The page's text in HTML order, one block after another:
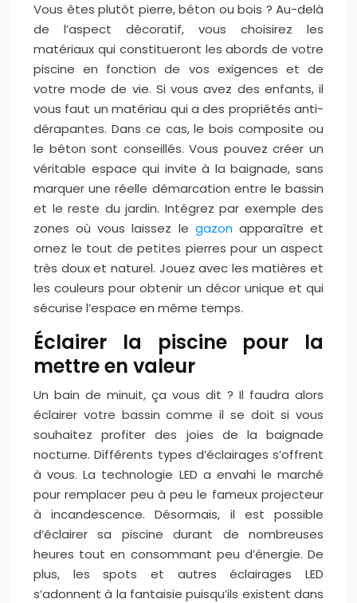
Vous êtes plutôt pierre, béton ou bois ? Au-delà
de l’aspect décoratif, vous choisirez les
matériaux qui constitueront les abords de votre
piscine en fonction de vos exigences et de
votre mode de vie. Si vous avez des enfants, il
vous faut un matériau qui a des propriétés anti-
dérapantes. Dans ce cas, le bois composite ou
le béton sont conseillés. Vous pouvez créer un
véritable espace qui invite à la baignade, sans
marquer une réelle démarcation entre le bassin
et le reste du jardin. Intégrez par exemple des
zones où vous laissez le gazonapparaître et
ornez le tout de petites pierres pour un aspect
très doux et naturel. Jouez avec les matières et
les couleurs pour obtenir un décor unique et qui
sécurise l’espace en même temps.
Éclairer la piscine pour la
mettre en valeur
Un bain de minuit, ça vous dit ? Il faudra alors
éclairer votre bassin comme il se doit si vous
souhaitez profiter des joies de la baignade
nocturne. Différents types d’éclairages s’offrent
à vous. La technologie LED a envahi le marché
pour remplacer peu à peu le fameux projecteur
à incandescence. Désormais, il est possible
d’éclairer sa piscine durant de nombreuses
heures tout en consommant peu d’énergie. De
plus, les spots et autres éclairages LED
s’adonnent à la fantaisie puisqu’ils existent dans